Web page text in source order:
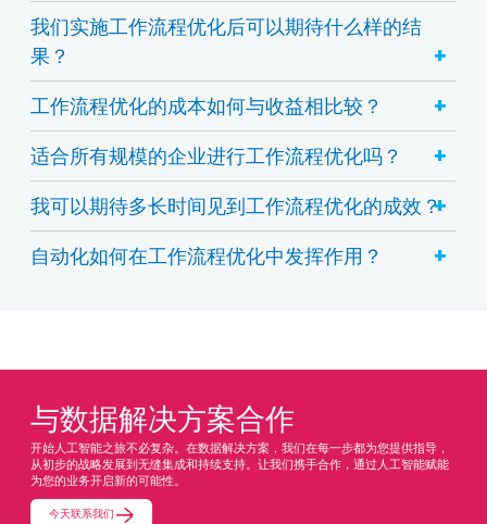
我们实施工作流程优化后可以期待什么样的结
果？
+
工作流程优化的成本如何与收益相比较？ +
适合所有规模的企业进行工作流程优化吗？ +
我可以期待多长时间见到工作流程优化的成效？+
自动化如何在工作流程优化中发挥作用？ +
与数据解决方案合作
开始人工智能之旅不必复杂。在数据解决方案，我们在每一步都为您提供指导，
从初步的战略发展到无缝集成和持续支持。让我们携手合作，通过人工智能赋能
为您的业务开启新的可能性。
今天联系我们